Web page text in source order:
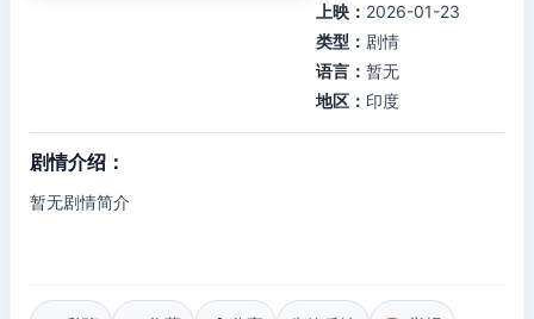
上映： 2026-01-23
类型： 剧情
语言： 暂无
地区： 印度
剧情介绍：
暂无剧情简介